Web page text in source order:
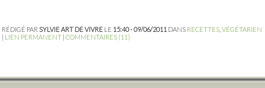
RÉDIGÉ PAR SYLVIE ART DE VIVRE LE 15:40 - 09/06/2011 DANS RECETTES VÉGÉTARIEN
LIEN PERMANENT COMMENTAIRES (11)